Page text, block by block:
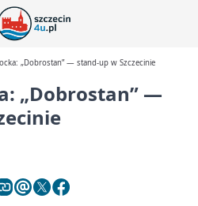
„Dobrostan” — stand‑up w Szczecinie
„Dobrostan” —